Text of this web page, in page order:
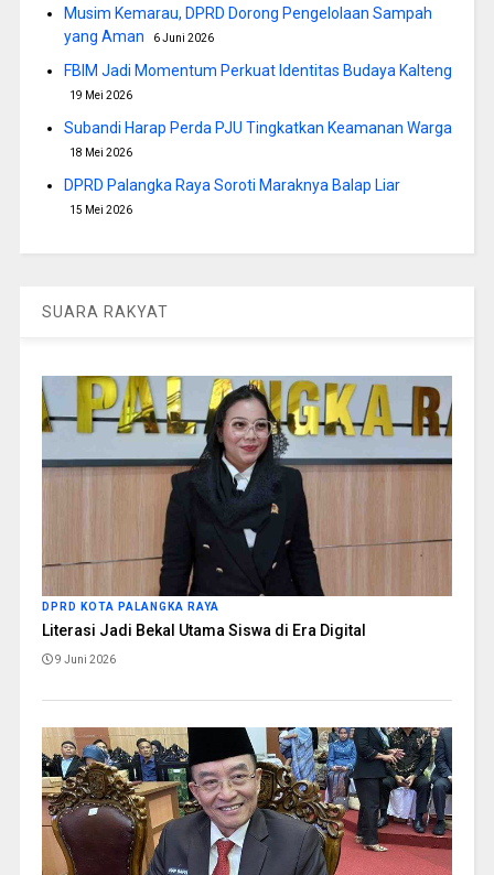
Musim Kemarau, DPRD Dorong Pengelolaan Sampah
yang Aman
6 Juni 2026
FBIM Jadi Momentum Perkuat Identitas Budaya Kalteng
19 Mei 2026
Subandi Harap Perda PJU Tingkatkan Keamanan Warga
18 Mei 2026
DPRD Palangka Raya Soroti Maraknya Balap Liar
15 Mei 2026
SUARA RAKYAT
DPRD KOTA PALANGKA RAYA
Literasi Jadi Bekal Utama Siswa di Era Digital
9 Juni 2026